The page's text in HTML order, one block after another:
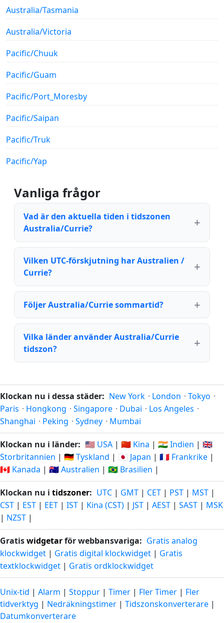
Australia/Tasmania
Australia/Victoria
Pacific/Chuuk
Pacific/Guam
Pacific/Port_Moresby
Pacific/Saipan
Pacific/Truk
Pacific/Yap
Vanliga frågor
Vad är den aktuella tiden i tidszonen
Australia/Currie?
Vilken UTC-förskjutning har Australien /
Currie?
Följer Australia/Currie sommartid?
Vilka länder använder Australia/Currie
tidszon?
Klockan nu i dessa städer: New York · London · Tokyo ·
Paris · Hongkong · Singapore · Dubai · Los Angeles ·
Shanghai · Peking · Sydney · Mumbai
Klockan nu i länder: 🇺🇸 USA | 🇨🇳 Kina | 🇮🇳 Indien | 🇬🇧
Storbritannien | 🇩🇪 Tyskland | 🇯🇵 Japan | 🇫🇷 Frankrike |
🇨🇦 Kanada | 🇦🇺 Australien | 🇧🇷 Brasilien |
Klockan nu i tidszoner: UTC | GMT | CET | PST | MST |
CST | EST | EET | IST | Kina (CST) | JST | AEST | SAST | MSK
| NZST |
Gratiswidgetarför webbansvariga: Gratis analog
klockwidget | Gratis digital klockwidget | Gratis
textklockwidget | Gratis ordklockwidget
Unix-tid | Alarm | Stoppur | Timer | Fler Timer | Fler
tidverktyg | Nedräkningstimer | Tidszonskonverterare |
Datumkonverterare